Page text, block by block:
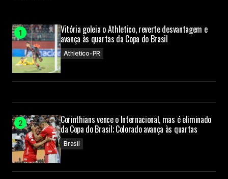
Vitória goleia o Athletico, reverte desvantagem e
avança às quartas da Copa do Brasil
Athletico-PR
Corinthians vence o Internacional, mas é eliminado
da Copa do Brasil; Colorado avança às quartas
Brasil